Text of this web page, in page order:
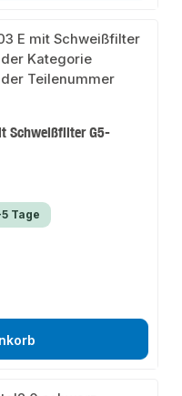
Schweißfilter G5-
Tage